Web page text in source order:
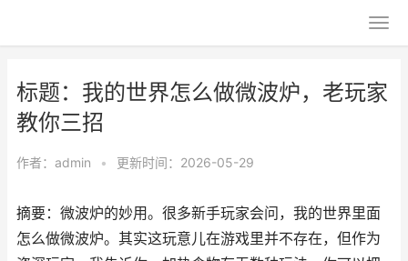
标题：我的世界怎么做微波炉，老玩家
教你三招
作者： admin • 更新时间：2026-05-29
摘要：微波炉的妙用。很多新手玩家会问，我的世界里面
怎么做微波炉。其实这玩意儿在游戏里并不存在，但作为